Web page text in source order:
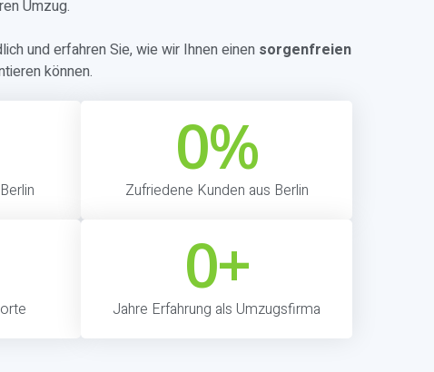
Umzug.
und erfahren Sie, wie wir Ihnen einen sorgenfreien
können.
Zufriedene Kunden aus Berlin
0%
Jahre Erfahrung als Umzugsfirma
0+